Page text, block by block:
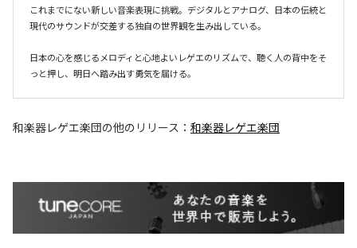
これまでにない新しい音楽表現に挑戦。デジタルとアナログ、日本の伝統と
現代のサウンドが交差する独自の世界観を生み出している。
日本の心を感じるメロディと心地よいレゲエのリズムで、聴く人の背中をそ
和楽器レゲエ楽団の他のリリース： 和楽器レゲエ楽団